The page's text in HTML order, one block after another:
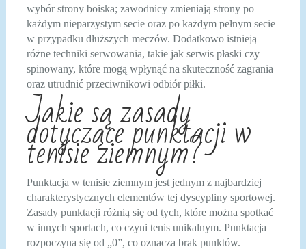
wybór strony boiska; zawodnicy zmieniają strony po
każdym nieparzystym secie oraz po każdym pełnym secie
w przypadku dłuższych meczów. Dodatkowo istnieją
różne techniki serwowania, takie jak serwis płaski czy
spinowany, które mogą wpłynąć na skuteczność zagrania
oraz utrudnić przeciwnikowi odbiór piłki.
Jakie są zasady
dotyczące punktacji w
tenisie ziemnym?
Punktacja w tenisie ziemnym jest jednym z najbardziej
charakterystycznych elementów tej dyscypliny sportowej.
Zasady punktacji różnią się od tych, które można spotkać
w innych sportach, co czyni tenis unikalnym. Punktacja
rozpoczyna się od „0”, co oznacza brak punktów.